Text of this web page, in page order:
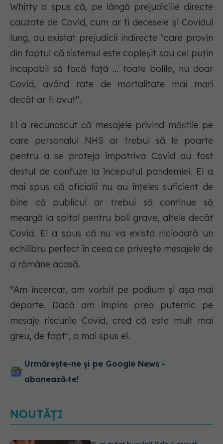
Whitty a spus că, pe lângă prejudiciile directe
cauzate de Covid, cum ar fi decesele și Covidul
lung, au existat prejudicii indirecte "care provin
din faptul că sistemul este copleșit sau cel puțin
incapabil să facă față ... toate bolile, nu doar
Covid, având rate de mortalitate mai mari
decât ar fi avut".
El a recunoscut că mesajele privind măștile pe
care personalul NHS ar trebui să le poarte
pentru a se proteja împotriva Covid au fost
destul de confuze la începutul pandemiei. El a
mai spus că oficialii nu au înțeles suficient de
bine că publicul ar trebui să continue să
meargă la spital pentru boli grave, altele decât
Covid. El a spus că nu va exista niciodată un
echilibru perfect în ceea ce privește mesajele de
a rămâne acasă.
"Am încercat, am vorbit pe podium și așa mai
departe. Dacă am împins prea puternic pe
mesaje riscurile Covid, cred că este mult mai
greu, de fapt", a mai spus el.
Urmărește-ne și pe Google News -
abonează‑te!
NOUTĂȚI